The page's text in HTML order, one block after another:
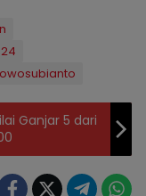
Ganjar 5 dari